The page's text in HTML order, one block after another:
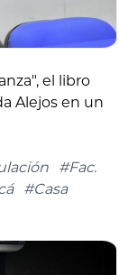
el libro
Alejos en un
#Fac.
#Casa